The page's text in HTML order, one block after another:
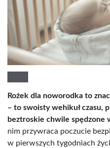
Rożek dla noworodka to
– to swoisty wehikuł czasu,
beztroskie chwile spędzone
nim przywraca poczucie
w pierwszych tygodniach